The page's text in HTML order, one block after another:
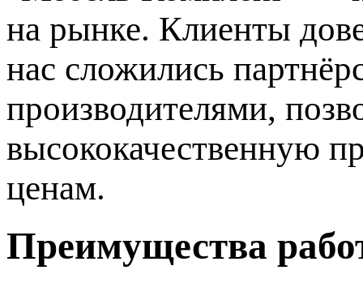
на рынке. Клиенты
нас сложились
производителями,
высококачественную
ценам.
Преимущества